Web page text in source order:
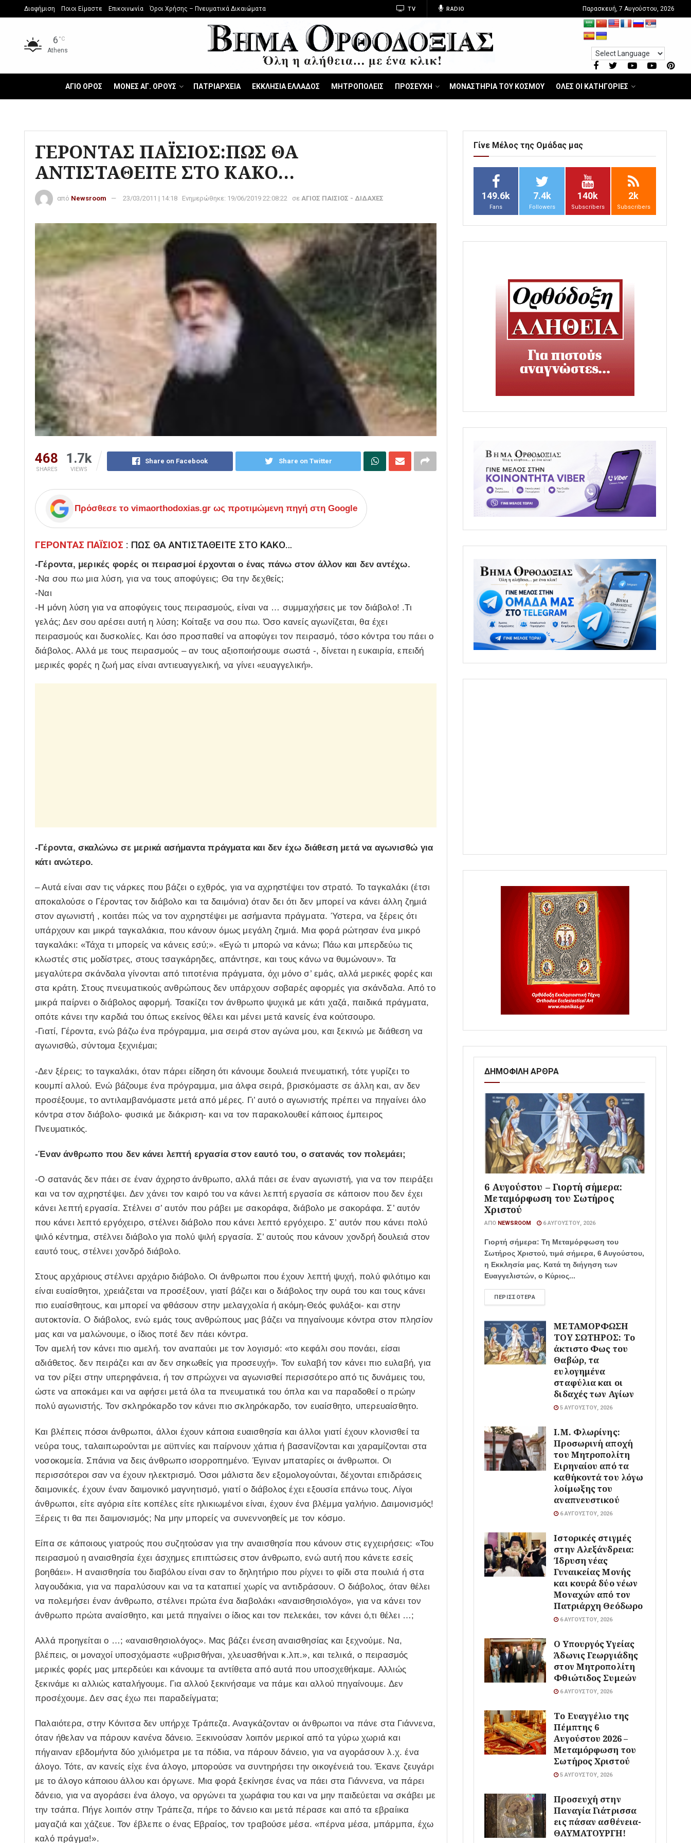
Διαφήμιση Ποιοι Είμαστε Επικοινωνία Όροι Χρήσης – Πνευματικά Δικαιώματα TV RADIO Παρασκευή, 7 Αυγούστου, 2026
6 °C
Athens
ΑΓΙΟ ΟΡΟΣ ΜΟΝΕΣ ΑΓ. ΟΡΟΥΣ ΠΑΤΡΙΑΡΧΕΙΑ ΕΚΚΛΗΣΙΑ ΕΛΛΑΔΟΣ ΜΗΤΡΟΠΟΛΕΙΣ ΠΡΟΣΕΥΧΗ ΜΟΝΑΣΤΗΡΙΑ ΤΟΥ ΚΟΣΜΟΥ ΟΛΕΣ ΟΙ ΚΑΤΗΓΟΡΙΕΣ
ΓΕΡΟΝΤΑΣ ΠΑΪΣΙΟΣ:ΠΩΣ ΘΑ
ΑΝΤΙΣΤΑΘΕΙΤΕ ΣΤΟ ΚΑΚΟ…
από Newsroom 23/03/2011 | 14:18 Ενημερώθηκε: 19/06/2019 22:08:22 σε ΑΓΙΟΣ ΠΑΙΣΙΟΣ - ΔΙΔΑΧΕΣ
468
SHARES
1.7k
VIEWS
Share on Facebook Share on Twitter
Πρόσθεσε το vimaorthodoxias.gr ως προτιμώμενη πηγή στη Google
ΓΕΡΟΝΤΑΣ ΠΑΪΣΙΟΣ : ΠΩΣ ΘΑ ΑΝΤΙΣΤΑΘΕΙΤΕ ΣΤΟ ΚΑΚΟ…
-Γέροντα, μερικές φορές οι πειρασμοί έρχονται ο ένας πάνω στον άλλον και δεν αντέχω.
-Να σου πω μια λύση, για να τους αποφύγεις; Θα την δεχθείς;
-Ναι
-Η μόνη λύση για να αποφύγεις τους πειρασμούς, είναι να … συμμαχήσεις με τον διάβολο! .Τι
γελάς; Δεν σου αρέσει αυτή η λύση; Κοίταξε να σου πω. Όσο κανείς αγωνίζεται, θα έχει
πειρασμούς και δυσκολίες. Και όσο προσπαθεί να αποφύγει τον πειρασμό, τόσο κόντρα του πάει ο
διάβολος. Αλλά με τους πειρασμούς – αν τους αξιοποιήσουμε σωστά -, δίνεται η ευκαιρία, επειδή
μερικές φορές η ζωή μας είναι αντιευαγγελική, να γίνει «ευαγγελική».
-Γέροντα, σκαλώνω σε μερικά ασήμαντα πράγματα και δεν έχω διάθεση μετά να αγωνισθώ για
κάτι ανώτερο.
– Αυτά είναι σαν τις νάρκες που βάζει ο εχθρός, για να αχρηστέψει τον στρατό. Το ταγκαλάκι (έτσι
αποκαλούσε ο Γέροντας τον διάβολο και τα δαιμόνια) όταν δει ότι δεν μπορεί να κάνει άλλη ζημιά
στον αγωνιστή , κοιτάει πώς να τον αχρηστέψει με ασήμαντα πράγματα. Ύστερα, να ξέρεις ότι
υπάρχουν και μικρά ταγκαλάκια, που κάνουν όμως μεγάλη ζημιά. Μια φορά ρώτησαν ένα μικρό
ταγκαλάκι: «Τάχα τι μπορείς να κάνεις εσύ;». «Εγώ τι μπορώ να κάνω; Πάω και μπερδεύω τις
κλωστές στις μοδίστρες, στους τσαγκάρηδες, απάντησε, και τους κάνω να θυμώνουν». Τα
μεγαλύτερα σκάνδαλα γίνονται από τιποτένια πράγματα, όχι μόνο σ’ εμάς, αλλά μερικές φορές και
στα κράτη. Στους πνευματικούς ανθρώπους δεν υπάρχουν σοβαρές αφορμές για σκάνδαλα. Από το
μικρά παίρνει ο διάβολος αφορμή. Τσακίζει τον άνθρωπο ψυχικά με κάτι χαζά, παιδικά πράγματα,
οπότε κάνει την καρδιά του όπως εκείνος θέλει και μένει μετά κανείς ένα κούτσουρο.
-Γιατί, Γέροντα, ενώ βάζω ένα πρόγραμμα, μια σειρά στον αγώνα μου, και ξεκινώ με διάθεση να
αγωνισθώ, σύντομα ξεχνιέμαι;
-Δεν ξέρεις; το ταγκαλάκι, όταν πάρει είδηση ότι κάνουμε δουλειά πνευματική, τότε γυρίζει το
κουμπί αλλού. Ενώ βάζουμε ένα πρόγραμμα, μια άλφα σειρά, βρισκόμαστε σε άλλη και, αν δεν
προσέξουμε, το αντιλαμβανόμαστε μετά από μέρες. Γι’ αυτό ο αγωνιστής πρέπει να πηγαίνει όλο
κόντρα στον διάβολο- φυσικά με διάκριση- και να τον παρακολουθεί κάποιος έμπειρος
Πνευματικός.
-Έναν άνθρωπο που δεν κάνει λεπτή εργασία στον εαυτό του, ο σατανάς τον πολεμάει;
-Ο σατανάς δεν πάει σε έναν άχρηστο άνθρωπο, αλλά πάει σε έναν αγωνιστή, για να τον πειράξει
και να τον αχρηστέψει. Δεν χάνει τον καιρό του να κάνει λεπτή εργασία σε κάποιον που δεν έχει
κάνει λεπτή εργασία. Στέλνει σ’ αυτόν που ράβει με σακοράφα, διάβολο με σακοράφα. Σ’ αυτόν
που κάνει λεπτό εργόχειρο, στέλνει διάβολο που κάνει λεπτό εργόχειρο. Σ’ αυτόν που κάνει πολύ
ψιλό κέντημα, στέλνει διάβολο για πολύ ψιλή εργασία. Σ’ αυτούς που κάνουν χονδρή δουλειά στον
εαυτό τους, στέλνει χονδρό διάβολο.
Στους αρχάριους στέλνει αρχάριο διάβολο. Οι άνθρωποι που έχουν λεπτή ψυχή, πολύ φιλότιμο και
είναι ευαίσθητοι, χρειάζεται να προσέξουν, γιατί βάζει και ο διάβολος την ουρά του και τους κάνει
πιο ευαίσθητους, και μπορεί να φθάσουν στην μελαγχολία ή ακόμη-Θεός φυλάξοι- και στην
αυτοκτονία. Ο διάβολος, ενώ εμάς τους ανθρώπους μας βάζει να πηγαίνουμε κόντρα στον πλησίον
μας και να μαλώνουμε, ο ίδιος ποτέ δεν πάει κόντρα.
Τον αμελή τον κάνει πιο αμελή. τον αναπαύει με τον λογισμό: «το κεφάλι σου πονάει, είσαι
αδιάθετος. δεν πειράζει και αν δεν σηκωθείς για προσευχή». Τον ευλαβή τον κάνει πιο ευλαβή, για
να τον ρίξει στην υπερηφάνεια, ή τον σπρώχνει να αγωνισθεί περισσότερο από τις δυνάμεις του,
ώστε να αποκάμει και να αφήσει μετά όλα τα πνευματικά του όπλα και να παραδοθεί ο πρώην
πολύ αγωνιστής. Τον σκληρόκαρδο τον κάνει πιο σκληρόκαρδο, τον ευαίσθητο, υπερευαίσθητο.
Και βλέπεις πόσοι άνθρωποι, άλλοι έχουν κάποια ευαισθησία και άλλοι γιατί έχουν κλονισθεί τα
νεύρα τους, ταλαιπωρούνται με αϋπνίες και παίρνουν χάπια ή βασανίζονται και χαραμίζονται στα
νοσοκομεία. Σπάνια να δεις άνθρωπο ισορροπημένο. Έγιναν μπαταρίες οι άνθρωποι. Οι
περισσότεροι σαν να έχουν ηλεκτρισμό. Όσοι μάλιστα δεν εξομολογούνται, δέχονται επιδράσεις
δαιμονικές. έχουν έναν δαιμονικό μαγνητισμό, γιατί ο διάβολος έχει εξουσία επάνω τους. Λίγοι
άνθρωποι, είτε αγόρια είτε κοπέλες είτε ηλικιωμένοι είναι, έχουν ένα βλέμμα γαλήνιο. Δαιμονισμός!
Ξέρεις τι θα πει δαιμονισμός; Να μην μπορείς να συνεννοηθείς με τον κόσμο.
Είπα σε κάποιους γιατρούς που συζητούσαν για την αναισθησία που κάνουν στις εγχειρήσεις: «Του
πειρασμού η αναισθησία έχει άσχημες επιπτώσεις στον άνθρωπο, ενώ αυτή που κάνετε εσείς
βοηθάει». Η αναισθησία του διαβόλου είναι σαν το δηλητήριο που ρίχνει το φίδι στα πουλιά ή στα
λαγουδάκια, για να παραλύσουν και να τα καταπιεί χωρίς να αντιδράσουν. Ο διάβολος, όταν θέλει
να πολεμήσει έναν άνθρωπο, στέλνει πρώτα ένα διαβολάκι «αναισθησιολόγο», για να κάνει τον
άνθρωπο πρώτα αναίσθητο, και μετά πηγαίνει ο ίδιος και τον πελεκάει, τον κάνει ό,τι θέλει …;
Αλλά προηγείται ο …; «αναισθησιολόγος». Μας βάζει ένεση αναισθησίας και ξεχνούμε. Να,
βλέπεις, οι μοναχοί υποσχόμαστε «υβρισθήναι, χλευασθήναι κ.λπ.», και τελικά, ο πειρασμός
μερικές φορές μας μπερδεύει και κάνουμε τα αντίθετα από αυτά που υποσχεθήκαμε. Αλλιώς
ξεκινάμε κι αλλιώς καταλήγουμε. Για αλλού ξεκινήσαμε να πάμε και αλλού πηγαίνουμε. Δεν
προσέχουμε. Δεν σας έχω πει παραδείγματα;
Παλαιότερα, στην Κόνιτσα δεν υπήρχε Τράπεζα. Αναγκάζονταν οι άνθρωποι να πάνε στα Γιάννενα,
όταν ήθελαν να πάρουν κανένα δάνειο. Ξεκινούσαν λοιπόν μερικοί από τα γύρω χωριά και
πήγαιναν εβδομήντα δύο χιλιόμετρα με τα πόδια, να πάρουν δάνειο, για να αγοράσουν λ.χ. ένα
άλογο. Τότε, αν κανείς είχε ένα άλογο, μπορούσε να συντηρήσει την οικογένειά του. Έκανε ζευγάρι
με το άλογο κάποιου άλλου και όργωνε. Μια φορά ξεκίνησε ένας να πάει στα Γιάννενα, να πάρει
δάνειο, για να αγοράσει ένα άλογο, να οργώνει τα χωράφια του και να μην παιδεύεται να σκάβει με
την τσάπα. Πήγε λοιπόν στην Τράπεζα, πήρε το δάνειο και μετά πέρασε και από τα εβραίικα
μαγαζιά και χάζευε. Τον έβλεπε ο ένας Εβραίος, τον τραβούσε μέσα. «πέρνα μέσα, μπάρμπα, έχω
καλό πράγμα!».
Γίνε Μέλος της Ομάδας μας
149.6k
Fans
7.4k
Followers
140k
Subscribers
2k
Subscribers
ΔΗΜΟΦΙΛΗ ΑΡΘΡΑ
6 Αυγούστου – Γιορτή σήμερα:
Μεταμόρφωση του Σωτήρος
Χριστού
ΑΠΌ NEWSROOM 6 ΑΥΓΟΎΣΤΟΥ, 2026
Γιορτή σήμερα: Τη Μεταμόρφωση του
Σωτήρος Χριστού, τιμά σήμερα, 6 Αυγούστου,
η Εκκλησία μας. Κατά τη διήγηση των
Ευαγγελιστών, ο Κύριος...
ΠΕΡΙΣΣΌΤΕΡΑ
ΜΕΤΑΜΟΡΦΩΣΗ
ΤΟΥ ΣΩΤΗΡΟΣ: Το
άκτιστο Φως του
Θαβώρ, τα
ευλογημένα
σταφύλια και οι
διδαχές των Αγίων
5 ΑΥΓΟΎΣΤΟΥ, 2026
Ι.Μ. Φλωρίνης:
Προσωρινή αποχή
του Μητροπολίτη
Ειρηναίου από τα
καθήκοντά του λόγω
λοίμωξης του
αναπνευστικού
6 ΑΥΓΟΎΣΤΟΥ, 2026
Ιστορικές στιγμές
στην Αλεξάνδρεια:
Ίδρυση νέας
Γυναικείας Μονής
και κουρά δύο νέων
Μοναχών από τον
Πατριάρχη Θεόδωρο
6 ΑΥΓΟΎΣΤΟΥ, 2026
O Υπουργός Υγείας
Άδωνις Γεωργιάδης
στον Μητροπολίτη
Φθιώτιδος Συμεών
6 ΑΥΓΟΎΣΤΟΥ, 2026
Το Ευαγγέλιο της
Πέμπτης 6
Αυγούστου 2026 –
Μεταμόρφωση του
Σωτήρος Χριστού
5 ΑΥΓΟΎΣΤΟΥ, 2026
Προσευχή στην
Παναγία Γιάτρισσα
εις πάσαν ασθένεια-
ΘΑΥΜΑΤΟΥΡΓΗ!